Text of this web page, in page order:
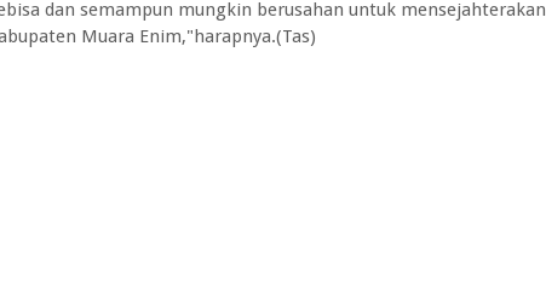
dan semampun mungkin berusahan untuk mensejahterakan
Muara Enim,"harapnya.(Tas)